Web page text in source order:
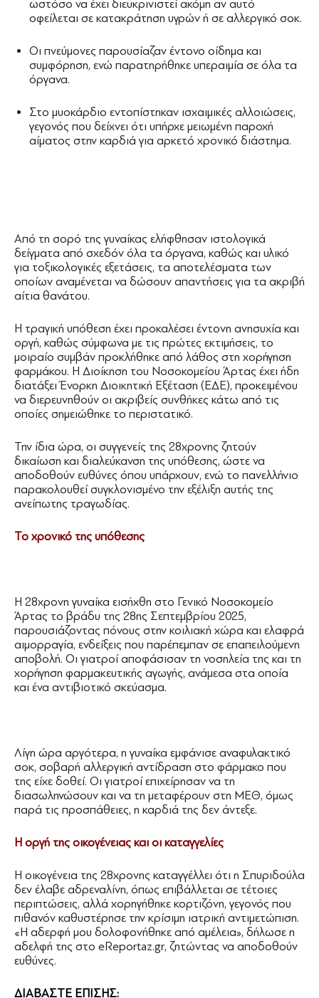
ωστόσο να έχει διευκρινιστεί ακόμη αν αυτό
οφείλεται σε κατακράτηση υγρών ή σε αλλεργικό σοκ.
Οι πνεύμονες παρουσίαζαν έντονο οίδημα και
συμφόρηση, ενώ παρατηρήθηκε υπεραιμία σε όλα τα
όργανα.
Στο μυοκάρδιο εντοπίστηκαν ισχαιμικές αλλοιώσεις,
γεγονός που δείχνει ότι υπήρχε μειωμένη παροχή
αίματος στην καρδιά για αρκετό χρονικό διάστημα.
Από τη σορό της γυναίκας ελήφθησαν ιστολογικά
δείγματα από σχεδόν όλα τα όργανα, καθώς και υλικό
για τοξικολογικές εξετάσεις, τα αποτελέσματα των
οποίων αναμένεται να δώσουν απαντήσεις για τα ακριβή
αίτια θανάτου.
Η τραγική υπόθεση έχει προκαλέσει έντονη ανησυχία και
οργή, καθώς σύμφωνα με τις πρώτες εκτιμήσεις, το
μοιραίο συμβάν προκλήθηκε από λάθος στη χορήγηση
φαρμάκου. Η Διοίκηση του Νοσοκομείου Άρτας έχει ήδη
διατάξει Ένορκη Διοικητική Εξέταση (ΕΔΕ), προκειμένου
να διερευνηθούν οι ακριβείς συνθήκες κάτω από τις
οποίες σημειώθηκε το περιστατικό.
Την ίδια ώρα, οι συγγενείς της 28χρονης ζητούν
δικαίωση και διαλεύκανση της υπόθεσης, ώστε να
αποδοθούν ευθύνες όπου υπάρχουν, ενώ το πανελλήνιο
παρακολουθεί συγκλονισμένο την εξέλιξη αυτής της
ανείπωτης τραγωδίας.
Το χρονικό της υπόθεσης
Η 28χρονη γυναίκα εισήχθη στο Γενικό Νοσοκομείο
Άρτας το βράδυ της 28ης Σεπτεμβρίου 2025,
παρουσιάζοντας πόνους στην κοιλιακή χώρα και ελαφρά
αιμορραγία, ενδείξεις που παρέπεμπαν σε επαπειλούμενη
αποβολή. Οι γιατροί αποφάσισαν τη νοσηλεία της και τη
χορήγηση φαρμακευτικής αγωγής, ανάμεσα στα οποία
και ένα αντιβιοτικό σκεύασμα.
Λίγη ώρα αργότερα, η γυναίκα εμφάνισε αναφυλακτικό
σοκ, σοβαρή αλλεργική αντίδραση στο φάρμακο που
της είχε δοθεί. Οι γιατροί επιχείρησαν να τη
διασωληνώσουν και να τη μεταφέρουν στη ΜΕΘ, όμως
παρά τις προσπάθειες, η καρδιά της δεν άντεξε.
Η οργή της οικογένειας και οι καταγγελίες
Η οικογένεια της 28χρονης καταγγέλλει ότι η Σπυριδούλα
δεν έλαβε αδρεναλίνη, όπως επιβάλλεται σε τέτοιες
περιπτώσεις, αλλά χορηγήθηκε κορτιζόνη, γεγονός που
πιθανόν καθυστέρησε την κρίσιμη ιατρική αντιμετώπιση.
«Η αδερφή μου δολοφονήθηκε από αμέλεια», δήλωσε η
αδελφή της στο eReportaz.gr, ζητώντας να αποδοθούν
ευθύνες.
ΔΙΑΒΑΣΤΕ ΕΠΙΣΗΣ: